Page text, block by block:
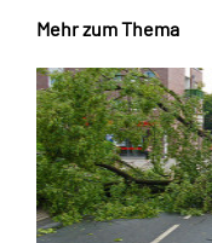
Mehr zum Thema